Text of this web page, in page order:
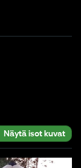
Näytä isot kuvat